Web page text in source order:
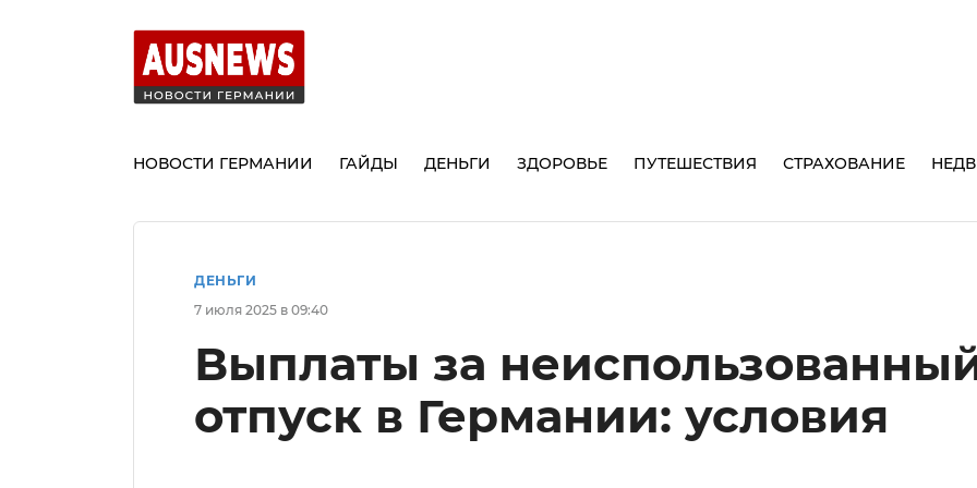
НОВОСТИ ГЕРМАНИИ ГАЙДЫ ДЕНЬГИ ЗДОРОВЬЕ ПУТЕШЕСТВИЯ СТРАХОВАНИЕ
ДЕНЬГИ
7 июля 2025 в 09:40
Выплаты за
отпуск в Германии: условия